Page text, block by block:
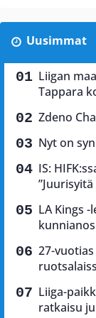
Uusimmat
Liigan
Tappara
Zdeno
Nyt on
IS:
LA Kings
27-
Liiga-
ratkaisu